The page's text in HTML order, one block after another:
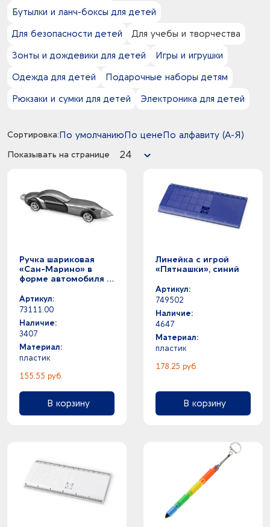
прозрачный - 1
белый - молочный 0
белый - разноцветный 0
белый - черный 0
13
голубой - 1
светло-коричневый -
серебристый - 1
серый - черный 0
черный - 4
дерево
металл 4
парафин
пластик 21
поликарбонат
стекло 4
хлопок 1
Тампопечать 67
Термотрансфер
Трафаретная печать 3
Трафаретная печать круговая
УФ-печать 42
Цифровая печать
Бутылки и ланч-боксы для детей
Для безопасности детей
Для учебы и творчества
Зонты и дождевики для детей
Игры и игрушки
Одежда для детей
Подарочные наборы детям
Рюкзаки и сумки для детей
Электроника для детей
Сортировка:По умолчаниюПо ценеПо алфавиту (А-Я)
Показывать на странице 24
Ручка шариковая
«Сан-Марино» в
форме автомобиля с
дверями и
инерционным
механизмом
движения,
серебристая
Артикул:
73111.00
Наличие:
3407
Материал:
пластик
155.55 руб.
В корзину
Линейка с игрой
«Пятнашки», синий
Артикул:
749502
Наличие:
4647
Материал:
пластик
178.25 руб.
В корзину